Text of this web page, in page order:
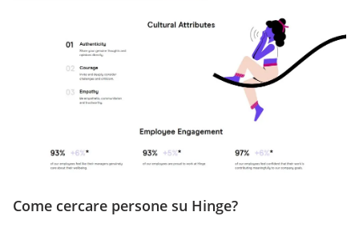
Come cercare persone su Hinge?